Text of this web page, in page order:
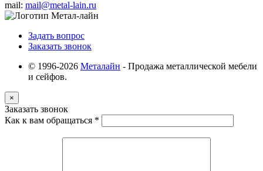
mail: mail@metal-lain.ru
Задать вопрос
Заказать звонок
© 1996-2026 Металайн - Продажа металлической мебели
и сейфов.
×
Заказать звонок
Как к вам обращаться *